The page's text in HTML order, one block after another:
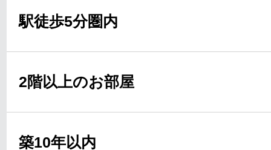
駅徒歩5分圏内
2階以上のお部屋
築10年以内